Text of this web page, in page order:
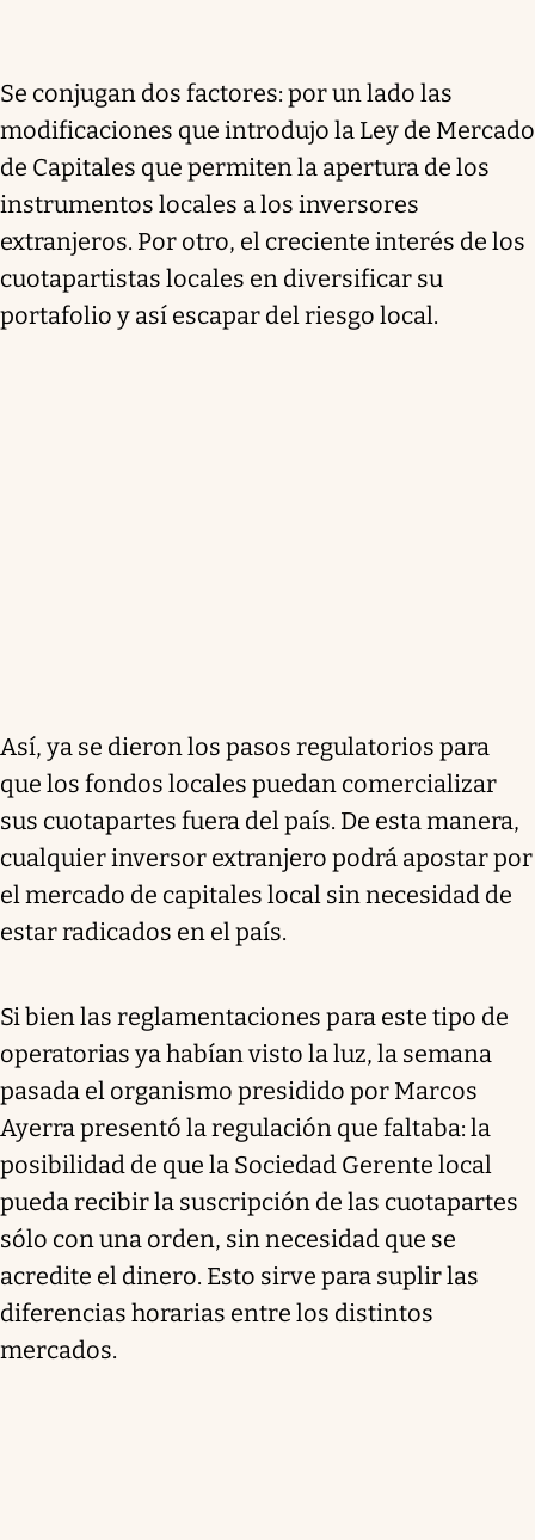
Se conjugan dos factores: por un lado las
modificaciones que introdujo la Ley de Mercado
de Capitales que permiten la apertura de los
instrumentos locales a los inversores
extranjeros. Por otro, el creciente interés de los
cuotapartistas locales en diversificar su
portafolio y así escapar del riesgo local.
Así, ya se dieron los pasos regulatorios para
que los fondos locales puedan comercializar
sus cuotapartes fuera del país. De esta manera,
cualquier inversor extranjero podrá apostar por
el mercado de capitales local sin necesidad de
estar radicados en el país.
Si bien las reglamentaciones para este tipo de
operatorias ya habían visto la luz, la semana
pasada el organismo presidido por Marcos
Ayerra presentó la regulación que faltaba: la
posibilidad de que la Sociedad Gerente local
pueda recibir la suscripción de las cuotapartes
sólo con una orden, sin necesidad que se
acredite el dinero. Esto sirve para suplir las
diferencias horarias entre los distintos
mercados.